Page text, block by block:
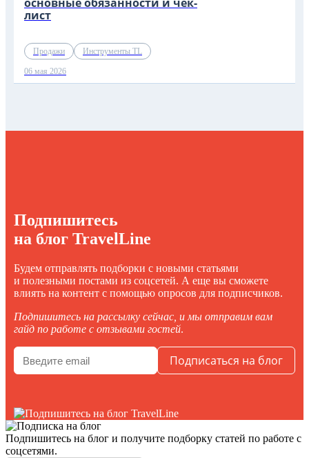
лист
Продажи Инструменты TL
06 мая 2026
Подпишитесь
на блог TravelLine
Будем отправлять подборки с новыми статьями
и полезными постами из соцсетей. А еще вы сможете
влиять на контент с помощью опросов для подписчиков.
Подпишитесь на рассылку сейчас, и мы отправим вам
гайд по работе с отзывами гостей.
Подпишитесь на блог и получите подборку статей по работе с
соцсетями.